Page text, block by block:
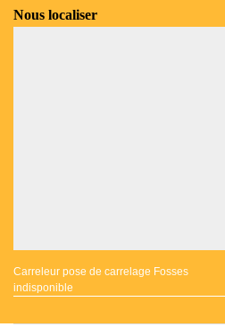
Nous localiser
Carreleur pose de carrelage Fosses
indisponible